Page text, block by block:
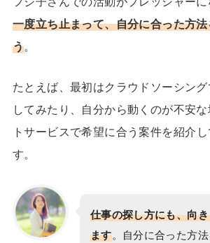
一度立ち止まって、自分に合った方
う。
たとえば、最初はクラウドソーシング
してみたり、自分から動くのが不安
トサービスで希望に合う案件を紹介
す。
仕事の探し方にも、向
ます。自分に合った方